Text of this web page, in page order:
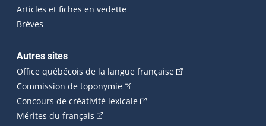
Articles et fiches en vedette
Brèves
Autres sites
Office québécois de la langue française(Cet hyperlien
Commission de toponymie(Cet hyperlien externe s'ouvrira
Concours de créativité lexicale(Cet hyperlien externe
Mérites du français (Cet hyperlien externe s'ouvrira dans une